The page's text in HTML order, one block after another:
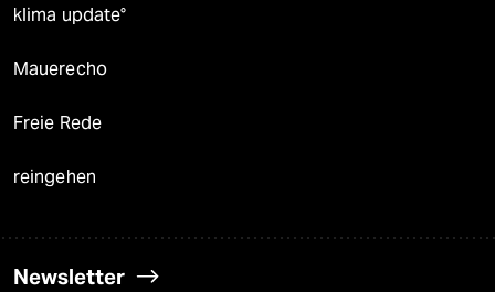
klima update°
Mauerecho
Freie Rede
reingehen
Newsletter